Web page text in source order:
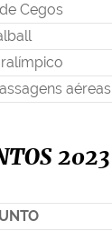
Cegos
aéreas
2023